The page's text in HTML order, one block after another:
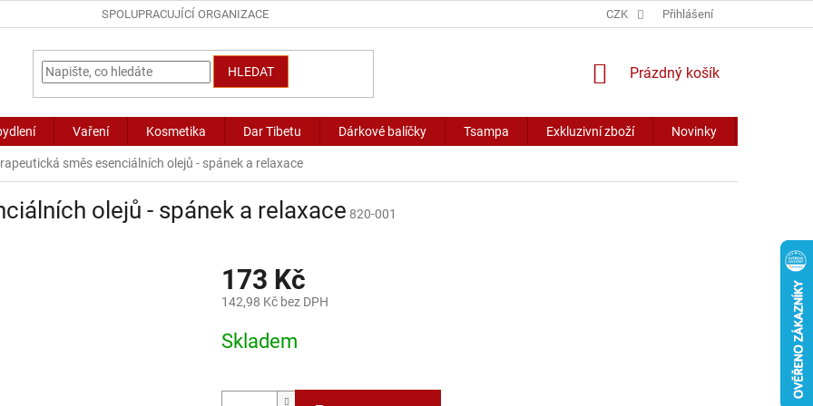
SPOLUPRACUJÍCÍ ORGANIZACE CZK Přihlášení
HLEDAT
NÁKUPNÍ
Prázdný košík
Vaření Kosmetika Dar Tibetu Dárkové balíčky Tsampa Exkluzivní zboží Novinky
směs esenciálních olejů - spánek a relaxace
olejů - spánek a relaxace 820-001
173 Kč
142,98 Kč bez DPH
cena:
Skladem